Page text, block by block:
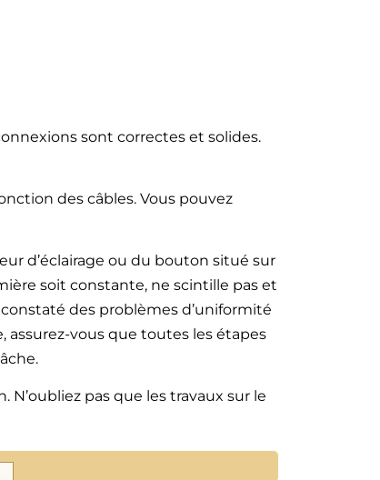
sont correctes et solides.
des câbles. Vous pouvez
d’éclairage ou du bouton situé sur
soit constante, ne scintille pas et
des problèmes d’uniformité
vous que toutes les étapes
N’oubliez pas que les travaux sur le